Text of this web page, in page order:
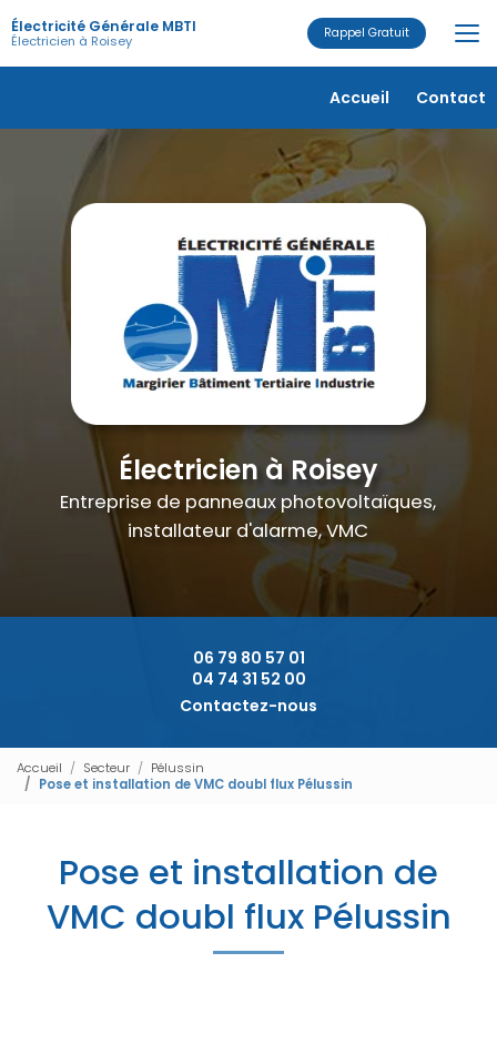
au
contenu
principal
Accueil
Contact
Électricité Générale MBTI
Électricien à Roisey Rappel Gratuit
Électricien à Roisey
Entreprise de panneaux photovoltaïques,
installateur d'alarme, VMC
06 79 80 57 01
04 74 31 52 00
Contactez-nous
Accueil Secteur
Pélussin
Pose et installation de VMC doubl flux Pélussin
Pose et installation de
VMC doubl flux Pélussin